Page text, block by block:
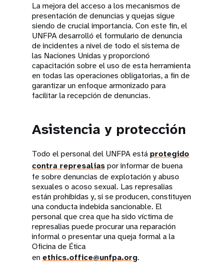
La mejora del acceso a los mecanismos de
presentación de denuncias y quejas sigue
siendo de crucial importancia. Con este fin, el
UNFPA desarrolló el formulario de denuncia
de incidentes a nivel de todo el sistema de
las Naciones Unidas y proporcionó
capacitación sobre el uso de esta herramienta
en todas las operaciones obligatorias, a fin de
garantizar un enfoque armonizado para
facilitar la recepción de denuncias.
Asistencia y protección
Todo el personal del UNFPA está protegido
contra represaliaspor informar de buena
fe sobre denuncias de explotación y abuso
sexuales o acoso sexual. Las represalias
están prohibidas y, si se producen, constituyen
una conducta indebida sancionable. El
personal que crea que ha sido víctima de
represalias puede procurar una reparación
informal o presentar una queja formal a la
Oficina de Ética
en ethics.office@unfpa.org.